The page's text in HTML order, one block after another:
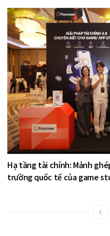
Hạ tầng tài chính: Mảnh
trường quốc tế của game